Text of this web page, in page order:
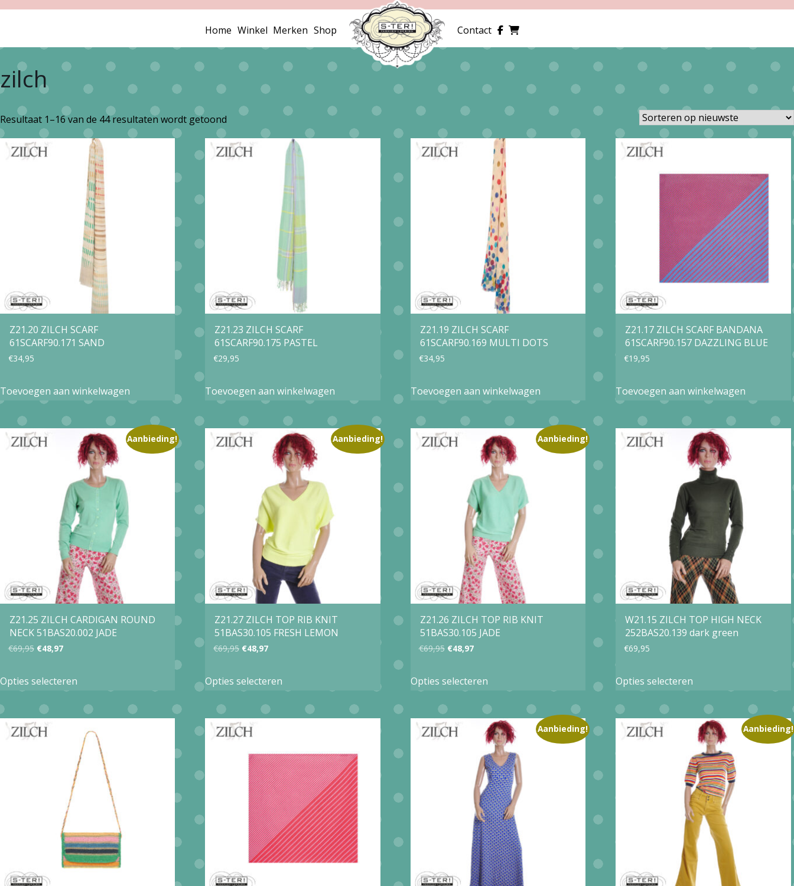
Home Winkel Merken Shop Contact
zilch
Resultaat 1–16 van de 44 resultaten wordt getoond Gesorteerd
op
nieuwste
Z21.20 ZILCH SCARF
61SCARF90.171 SAND
€34,95
Toevoegen aan winkelwagen
Z21.23 ZILCH SCARF
61SCARF90.175 PASTEL
€29,95
Toevoegen aan winkelwagen
Z21.19 ZILCH SCARF
61SCARF90.169 MULTI DOTS
€34,95
Toevoegen aan winkelwagen
Z21.17 ZILCH SCARF BANDANA
61SCARF90.157 DAZZLING BLUE
€19,95
Toevoegen aan winkelwagen
Aanbieding!
Z21.25 ZILCH CARDIGAN ROUND
NECK 51BAS20.002 JADE
€69,95 Oorspronkelijke
was:
€69,95.
€48,97Huidige
is:
€48,97.
Opties selecteren
product
heeft
meerdere
variaties.
Deze
worden
op
Aanbieding!
Z21.27 ZILCH TOP RIB KNIT
51BAS30.105 FRESH LEMON
€69,95 Oorspronkelijke
was:
€69,95.
€48,97Huidige
is:
€48,97.
Opties selecteren
product
heeft
Deze
optie
kan
gekozen
worden
op
Aanbieding!
Z21.26 ZILCH TOP RIB KNIT
51BAS30.105 JADE
€69,95 Oorspronkelijke
was:
€69,95.
€48,97Huidige
is:
€48,97.
Opties selecteren
product
heeft
meerdere
variaties.
Deze
optie
kan
gekozen
worden
op
de
W21.15 ZILCH TOP HIGH NECK
252BAS20.139 dark green
€69,95
Opties selecteren
heeft
meerdere
variaties.
Deze
optie
kan
gekozen
worden
op
de
Aanbieding! Aanbieding!